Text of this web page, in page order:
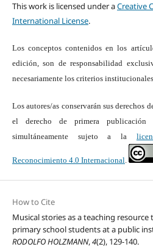
This work is licensed under aCreative
International License.
Los conceptos contenidos en los
edición, son de responsabilidad
necesariamente los criterios
Los autores/as conservarán sus derechos
el derecho de primera
simultáneamente sujeto a la
Reconocimiento 4.0 Internacional.
How to Cite
Musical stories as a teaching
primary school students at a public
RODOLFO HOLZMANN,4(2), 129-140.